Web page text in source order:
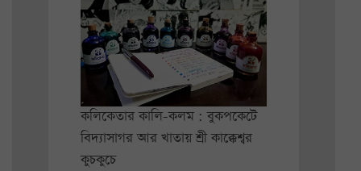
কলিকেতার কালি-কলম : বুকপকেটে
বিদ্যাসাগর আর খাতায় শ্রী কাক্কেশ্বর
কুচকুচে